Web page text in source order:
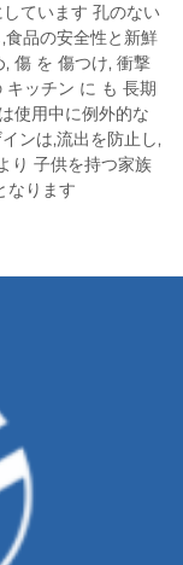
ています 孔のない
品の安全性と新鮮
傷 を 傷つけ, 衝撃
キッチン に も 長期
使用中に例外的な
ンは,流出を防止し,
り 子供を持つ家族
なります